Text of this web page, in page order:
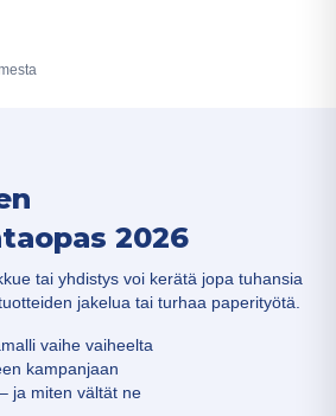
2026
tai yhdistys voi kerätä jopa tuhansia
jakelua tai turhaa paperityötä.
vaihe vaiheelta
kampanjaan
ja miten vältät ne